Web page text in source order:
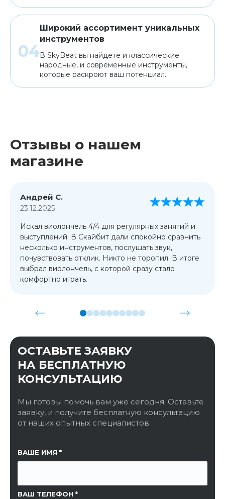
Широкий ассортимент уникальных
инструментов
В SkyBeat вы найдете и классические
народные, и современные инструменты,
которые раскроют ваш потенциал.
Отзывы о нашем
магазине
Андрей С.
23.12.2025
Искал виолончель 4/4 для регулярных занятий и
выступлений. В Скайбит дали спокойно сравнить
несколько инструментов, послушать звук,
почувствовать отклик. Никто не торопил. В итоге
выбрал виолончель, с которой сразу стало
комфортно играть.
ОСТАВЬТЕ ЗАЯВКУ
НА БЕСПЛАТНУЮ
КОНСУЛЬТАЦИЮ
Мы готовы помочь вам уже сегодня. Оставьте
заявку, и получите бесплатную консультацию
от наших опытных специалистов.
ВАШЕ ИМЯ
ВАШ ТЕЛЕФОН
ССЫЛКА НА СТРАНИЦУ